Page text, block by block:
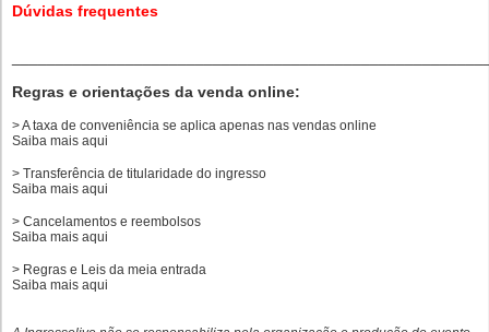
Dúvidas frequentes
Regras e orientações da venda online:
> A taxa de conveniência se aplica apenas nas vendas online
Saiba mais aqui
> Transferência de titularidade do ingresso
Saiba mais aqui
> Cancelamentos e reembolsos
Saiba mais aqui
> Regras e Leis da meia entrada
Saiba mais aqui